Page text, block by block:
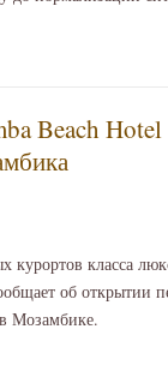
Beach
курортов класса
об открытии
Мозамбике.